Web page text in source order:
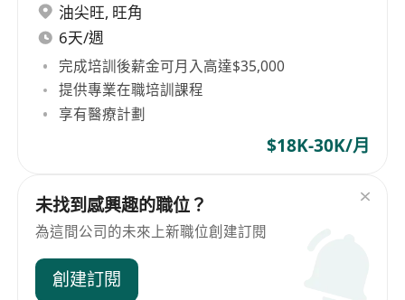
油尖旺, 旺角
6天/週
完成培訓後薪金可月入高達$35,000
提供專業在職培訓課程
享有醫療計劃
$18K-30K/月
未找到感興趣的職位？
為這間公司的未來上新職位創建訂閱
創建訂閱